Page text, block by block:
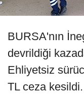
BURSA'nın
devrildiği
Ehliyetsiz
TL ceza kesildi.